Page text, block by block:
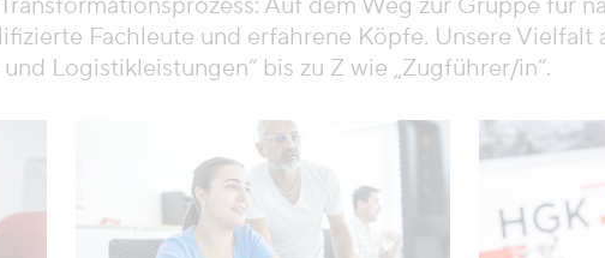
Fachleute und erfahrene Köpfe. Unsere
Logistikleistungen“ bis zu Z wie „Zugführer/in“.